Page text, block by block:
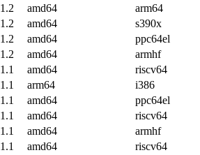
amd64
arm64
amd64
s390x
amd64
ppc64el
amd64
armhf
amd64
riscv64
arm64
i386
amd64
ppc64el
amd64
riscv64
amd64
armhf
amd64
riscv64